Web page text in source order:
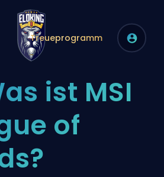
Treueprogramm
ist MSI
of